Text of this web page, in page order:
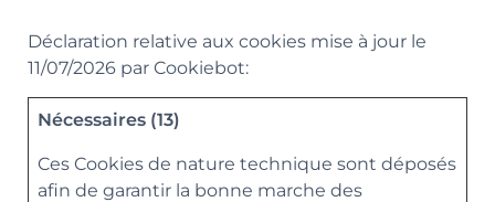
Déclaration relative aux cookies mise à jour le
11/07/2026 par Cookiebot:
Nécessaires (13)
Ces Cookies de nature technique sont déposés
afin de garantir la bonne marche des